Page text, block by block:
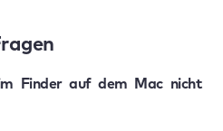
Finder auf dem Mac nicht